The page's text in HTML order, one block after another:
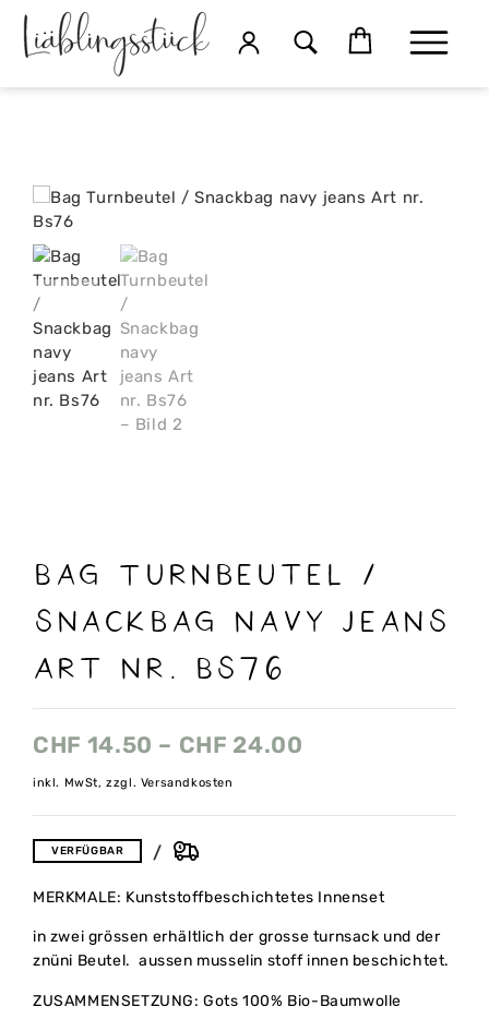
Bag Turnbeutel /
Snackbag navy jeans
Art nr. Bs76
CHF 14.50 – CHF 24.00
inkl. MwSt, zzgl. Versandkosten
VERFÜGBAR
MERKMALE: Kunststoffbeschichtetes Innenset
in zwei grössen erhältlich der grosse turnsack und der
znüni Beutel. aussen musselin stoff innen beschichtet.
ZUSAMMENSETZUNG: Gots 100% Bio-Baumwolle